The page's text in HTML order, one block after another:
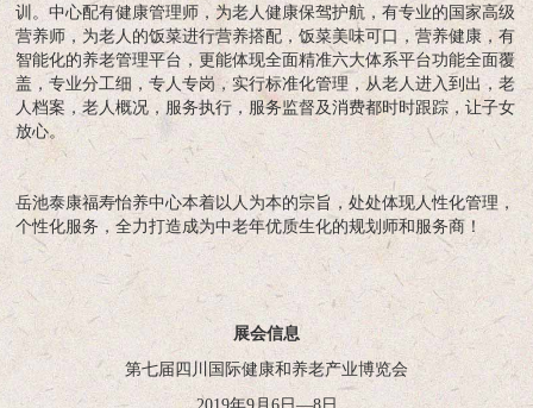
训。中心配有健康管理师，为老人健康保驾护航，有专业的国家高级
营养师，为老人的饭菜进行营养搭配，饭菜美味可口，营养健康，有
智能化的养老管理平台，更能体现全面精准六大体系平台功能全面覆
盖，专业分工细，专人专岗，实行标准化管理，从老人进入到出，老
人档案，老人概况，服务执行，服务监督及消费都时时跟踪，让子女
放心。
岳池泰康福寿怡养中心本着以人为本的宗旨，处处体现人性化管理，
个性化服务，全力打造成为中老年优质生化的规划师和服务商！
展会信息
第七届四川国际健康和养老产业博览会